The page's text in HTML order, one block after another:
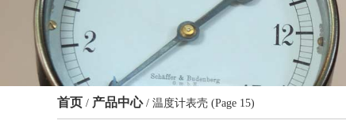
首页 / 产品中心/ 温度计表壳 (Page 15)